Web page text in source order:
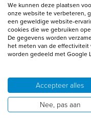
Eerste model in
Meer dan 3
Bekend van
We kunnen deze plaatsen
onze website te verbeteren,
een geweldige website-
cookies die we gebruiken
De gegevens worden
het meten van de effectiviteit
worden gedeeld met Google
Accepteer alles
Nee, pas aan